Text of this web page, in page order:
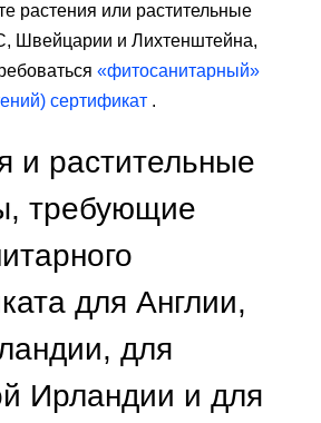
растения или растительные
Швейцарии и Лихтенштейна,
«фитосанитарный»
сертификат .
и растительные
требующие
для Англии,
для
Ирландии и для